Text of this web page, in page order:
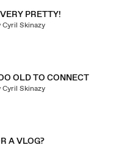
PRETTY!
Cyril Skinazy
OLD TO CONNECT
Cyril Skinazy
A VLOG?